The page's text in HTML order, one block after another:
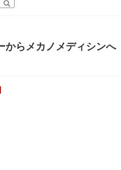
からメカノメディシンへ